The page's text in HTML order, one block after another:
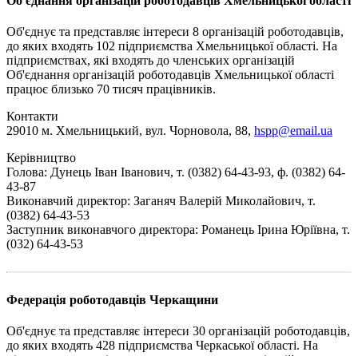
Об'єднує та представляє інтереси 8 організацій роботодавців,
до яких входять 102 підприємства Хмельницької області. На
підприємствах, які входять до членських організацій
Об'єднання організацій роботодавців Хмельницької області
працює близько 70 тисяч працівників.
Контакти
29010 м. Хмельницький, вул. Чорновола, 88, hspp@email.ua
Керівництво
Голова: Дунець Іван Іванович, т. (0382) 64-43-93, ф. (0382) 64-
43-87
Виконавчий директор: Заганяч Валерій Миколайович, т.
(0382) 64-43-53
Заступник виконавчого директора: Романець Ірина Юріївна, т.
(032) 64-43-53
Федерація роботодавців Черкащини
Об'єднує та представляє інтереси 30 організацій роботодавців,
до яких входять 428 підприємства Черкаської області. На